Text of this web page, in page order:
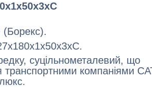
(Борекс).
суцільнометалевий, що
транспортними компаніями